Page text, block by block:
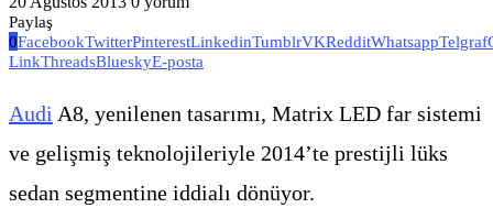
Paylaş
0FacebookTwitterPinterestLinkedinTumblrVKRedditWhatsappTelgraf
LinkThreadsBlueskyE-posta
Audi A8, yenilenen tasarımı, Matrix LED far sistemi
ve gelişmiş teknolojileriyle 2014’te prestijli lüks
sedan segmentine iddialı dönüyor.